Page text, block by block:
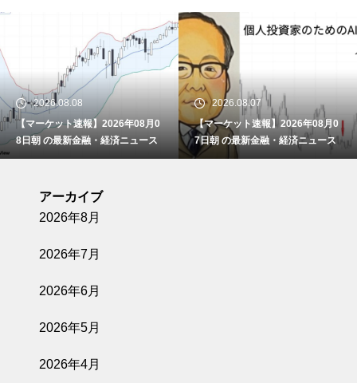
2026.08.08
【マーケット速報】2026年08月0
8日朝 の最新金融・経済ニュース
2026.08.07
【マーケット速報】2026年08月0
7日朝 の最新金融・経済ニュース
アーカイブ
2026年8月
2026年7月
2026年6月
2026年5月
2026年4月